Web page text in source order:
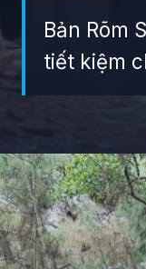
Bản Rõm
tiết kiệm
Đang mở